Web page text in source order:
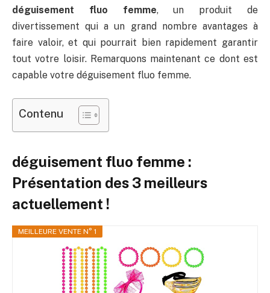
déguisement fluo femme, un produit de
divertissement qui a un grand nombre avantages à
faire valoir, et qui pourrait bien rapidement garantir
tout votre loisir. Remarquons maintenant ce dont est
capable votre déguisement fluo femme.
Contenu
déguisement fluo femme :
Présentation des 3 meilleurs
actuellement !
MEILLEURE VENTE N° 1